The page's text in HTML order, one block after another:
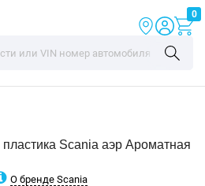
0
Scania аэр Ароматная
О бренде Scania